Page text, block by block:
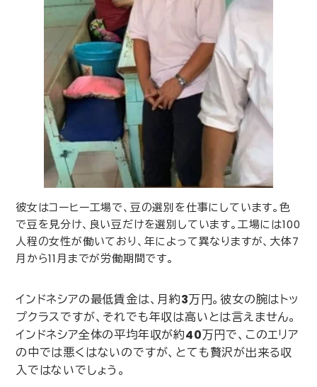
彼女はコーヒー工場で、豆の選別を仕事にしています。色
で豆を見分け、良い豆だけを選別しています。工場には100
人程の女性が働いており、年によって異なりますが、大体7
月から11月までが労働期間です。
インドネシアの最低賃金は、月約3万円。彼女の腕はトッ
プクラスですが、それでも年収は高いとは言えません。
インドネシア全体の平均年収が約40万円で、このエリア
の中では悪くはないのですが、とても贅沢が出来る収
入ではないでしょう。